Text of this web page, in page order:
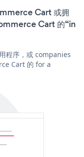
Cart 或拥
Cart 的“in
程序，或 companies
Cart 的 for a